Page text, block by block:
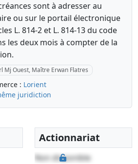
sont à adresser au
ou sur le portail électronique
L. 814-2 et L. 814-13 du code
les deux mois à compter de la
Mj Ouest, Maître Erwan Flatres
: Lorient
juridiction
Actionnariat
Non disponible